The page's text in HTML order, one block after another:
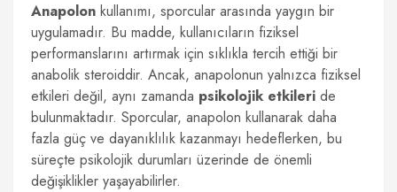
Anapolon kullanımı, sporcular arasında yaygın bir
uygulamadır. Bu madde, kullanıcıların fiziksel
performanslarını artırmak için sıklıkla tercih ettiği bir
anabolik steroiddir. Ancak, anapolonun yalnızca fiziksel
etkileri değil, aynı zamanda psikolojik etkileri de
bulunmaktadır. Sporcular, anapolon kullanarak daha
fazla güç ve dayanıklılık kazanmayı hedeflerken, bu
süreçte psikolojik durumları üzerinde de önemli
değişiklikler yaşayabilirler.